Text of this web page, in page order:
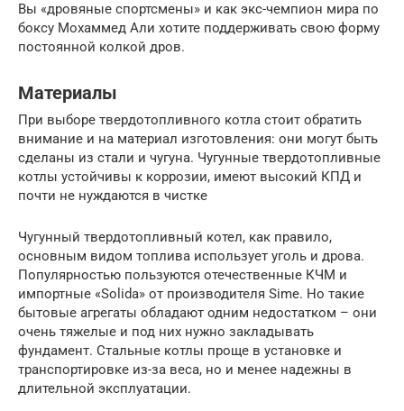
Вы «дровяные спортсмены» и как экс-чемпион мира по
боксу Мохаммед Али хотите поддерживать свою форму
постоянной колкой дров.
Материалы
При выборе твердотопливного котла стоит обратить
внимание и на материал изготовления: они могут быть
сделаны из стали и чугуна. Чугунные твердотопливные
котлы устойчивы к коррозии, имеют высокий КПД и
почти не нуждаются в чистке
Чугунный твердотопливный котел, как правило,
основным видом топлива использует уголь и дрова.
Популярностью пользуются отечественные КЧМ и
импортные «Solida» от производителя Sime. Но такие
бытовые агрегаты обладают одним недостатком – они
очень тяжелые и под них нужно закладывать
фундамент. Стальные котлы проще в установке и
транспортировке из-за веса, но и менее надежны в
длительной эксплуатации.